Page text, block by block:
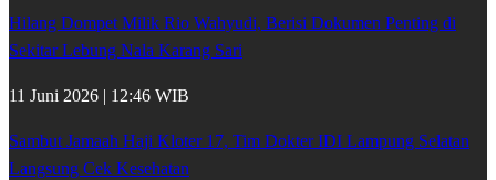
Hilang Dompet Milik Rio Wahyudi, Berisi Dokumen Penting di
Sekitar Lebung Nala Karang Sari
11 Juni 2026 | 12:46 WIB
Sambut Jamaah Haji Kloter 17, Tim Dokter IDI Lampung Selatan
Langsung Cek Kesehatan